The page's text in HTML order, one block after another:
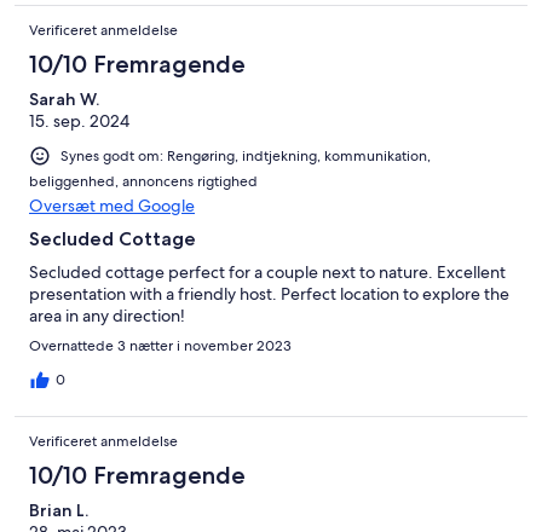
Verificeret anmeldelse
10/10 Fremragende
Sarah W.
15. sep. 2024
Synes godt om: Rengøring, indtjekning, kommunikation,
beliggenhed, annoncens rigtighed
Oversæt med Google
Secluded Cottage
Secluded cottage perfect for a couple next to nature. Excellent
presentation with a friendly host. Perfect location to explore the
area in any direction!
Overnattede 3 nætter i november 2023
0
Verificeret anmeldelse
10/10 Fremragende
Brian L.